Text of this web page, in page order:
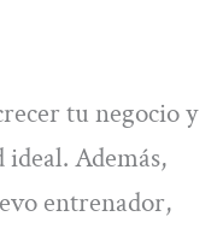
tu negocio y
Además,
entrenador,